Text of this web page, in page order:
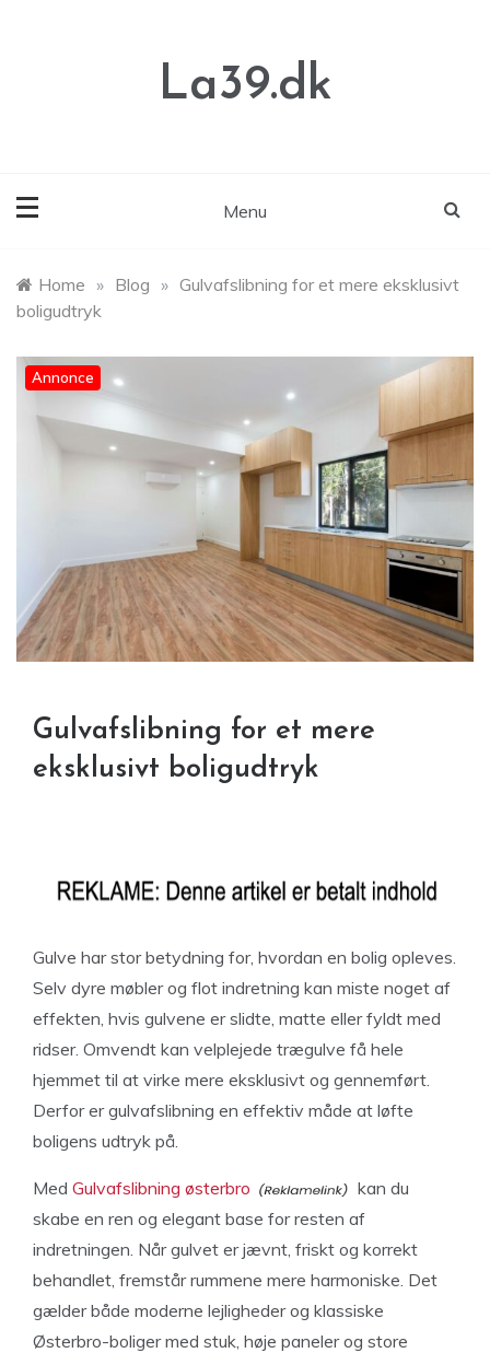
La39.dk
Menu
Home » Blog » Gulvafslibning for et mere eksklusivt
boligudtryk
Annonce
Gulvafslibning for et mere
eksklusivt boligudtryk
Gulve har stor betydning for, hvordan en bolig opleves.
Selv dyre møbler og flot indretning kan miste noget af
effekten, hvis gulvene er slidte, matte eller fyldt med
ridser. Omvendt kan velplejede trægulve få hele
hjemmet til at virke mere eksklusivt og gennemført.
Derfor er gulvafslibning en effektiv måde at løfte
boligens udtryk på.
Med Gulvafslibning østerbro
kan du
skabe en ren og elegant base for resten af
indretningen. Når gulvet er jævnt, friskt og korrekt
behandlet, fremstår rummene mere harmoniske. Det
gælder både moderne lejligheder og klassiske
Østerbro-boliger med stuk, høje paneler og store